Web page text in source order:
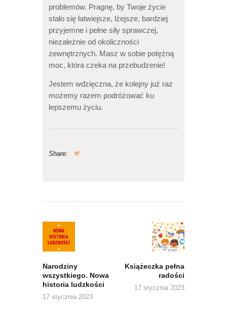
problemów. Pragnę, by Twoje życie
stało się łatwiejsze, lżejsze, bardziej
przyjemne i pełne siły sprawczej,
niezależnie od okoliczności
zewnętrznych. Masz w sobie potężną
moc, która czeka na przebudzenie!
Jestem wdzięczna, że kolejny już raz
możemy razem podróżować ku
lepszemu życiu.
Share:
wpisu
Narodziny
wszystkiego. Nowa
historia ludzkości
17 stycznia 2023
Książeczka pełna
radości
17 stycznia 2023